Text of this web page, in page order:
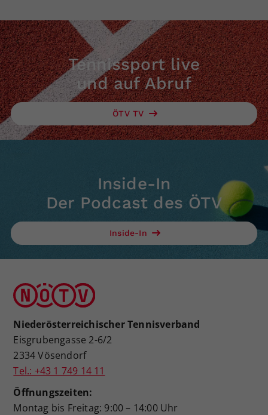
Tennissport live
und auf Abruf
ÖTV TV
Inside-In
Der Podcast des ÖTV
Inside-In
Niederösterreichischer Tennisverband
Eisgrubengasse 2-6/2
2334 Vösendorf
Tel.: +43 1 749 14 11
Öffnungszeiten:
Montag bis Freitag: 9:00 – 14:00 Uhr